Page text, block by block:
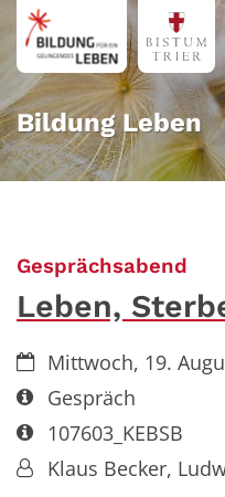
Zum Inhalt springen
Bildung Leben
Gesprächsabend
Leben,
Datum:Mittwoch, 19.
Art bzw. Nummer:
Gespräch
Art bzw. Nummer:
107603_KEBSB
Von:Klaus Becker,